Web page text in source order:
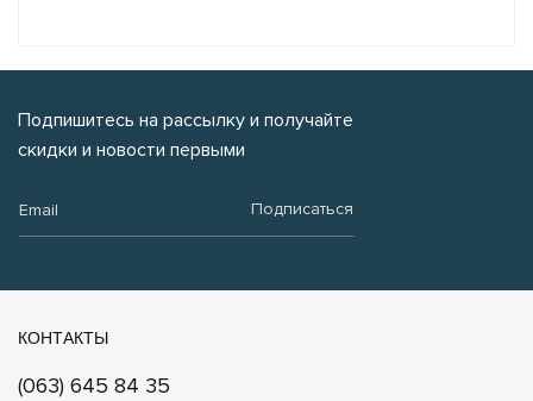
Подпишитесь на рассылку и получайте
скидки и новости первыми
Подписаться
КОНТАКТЫ
(063) 645 84 35